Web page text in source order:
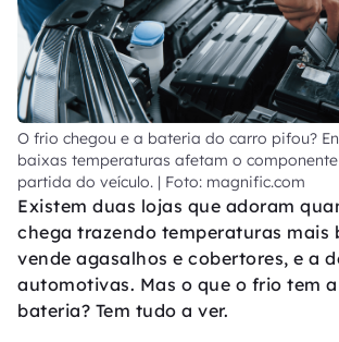
O frio chegou e a bateria do carro pifou?
baixas temperaturas afetam o
partida do veículo. | Foto: magnific.com
Existem duas lojas que adoram
chega trazendo temperaturas mais
vende agasalhos e cobertores, e a
automotivas. Mas o que o frio tem
bateria? Tem tudo a ver.